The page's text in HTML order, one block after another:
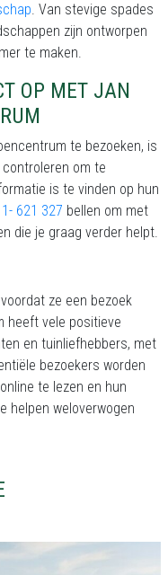
. Van stevige spades
zijn ontworpen
te maken.
OP MET JAN
te bezoeken, is
om te
is te vinden op hun
621 327 bellen om met
die je graag verder helpt.
ze een bezoek
heeft vele positieve
en tuinliefhebbers, met
bezoekers worden
te lezen en hun
helpen weloverwogen